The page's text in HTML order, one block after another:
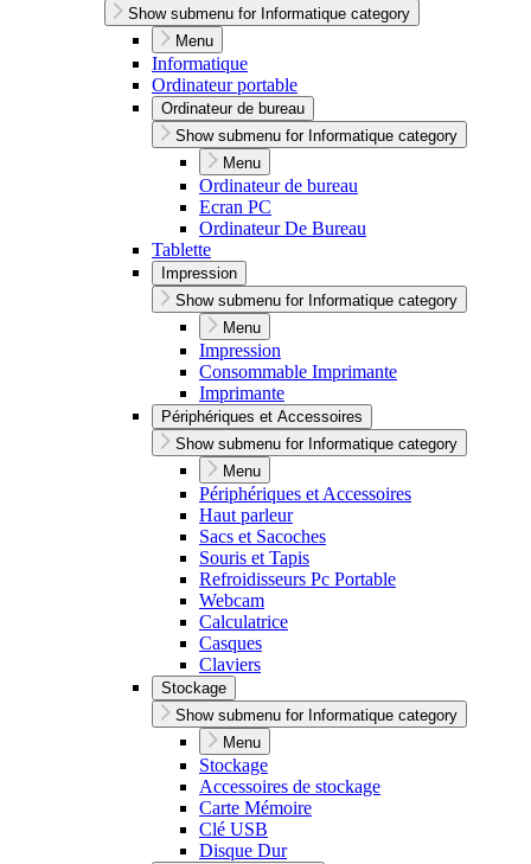
Show submenu for Informatique category
Menu
Informatique
Ordinateur portable
Ordinateur de bureau
Show submenu for Informatique category
Menu
Ordinateur de bureau
Ecran PC
Ordinateur De Bureau
Tablette
Impression
Show submenu for Informatique category
Menu
Impression
Consommable Imprimante
Imprimante
Périphériques et Accessoires
Show submenu for Informatique category
Menu
Périphériques et Accessoires
Haut parleur
Sacs et Sacoches
Souris et Tapis
Refroidisseurs Pc Portable
Webcam
Calculatrice
Casques
Claviers
Stockage
Show submenu for Informatique category
Menu
Stockage
Accessoires de stockage
Carte Mémoire
Clé USB
Disque Dur